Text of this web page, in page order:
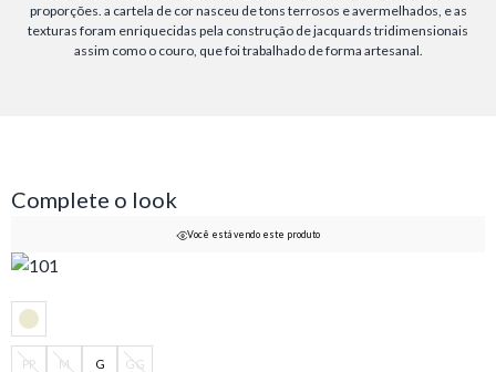
proporções. a cartela de cor nasceu de tons terrosos e avermelhados, e as
texturas foram enriquecidas pela construção de jacquards tridimensionais
assim como o couro, que foi trabalhado de forma artesanal.
Complete o look
Você está vendo este produto
PP M G GG